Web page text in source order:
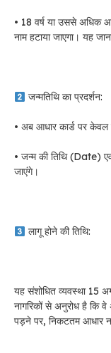
• 18 वर्ष या उससे अधिक
नाम हटाया जाएगा। यह
जन्मतिथि का प्रदर्शन:
• अब आधार कार्ड पर केवल
• जन्म की तिथि (Date)
जाएंगे।
लागू होने की तिथि:
यह संशोधित व्यवस्था 15
नागरिकों से अनुरोध है कि
पड़ने पर, निकटतम आधार